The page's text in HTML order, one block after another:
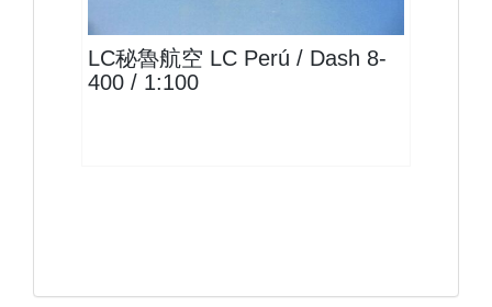
LC秘魯航空 LC Perú / Dash 8-
400 / 1:100